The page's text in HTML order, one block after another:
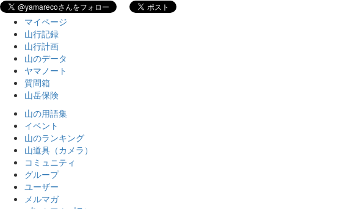
マイページ
山行記録
山行計画
山のデータ
ヤマノート
質問箱
山岳保険
山の用語集
イベント
山のランキング
山道具（カメラ）
コミュニティ
グループ
ユーザー
メルマガ